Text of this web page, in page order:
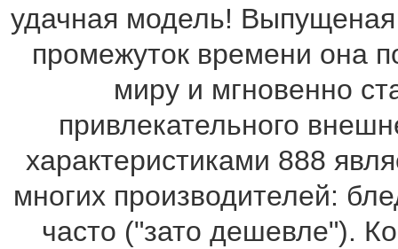
удачная модель! Выпущеная
промежуток времени она
миру и мгновенно
привлекательного
характеристиками 888
многих производителей:
часто ("зато дешевле").